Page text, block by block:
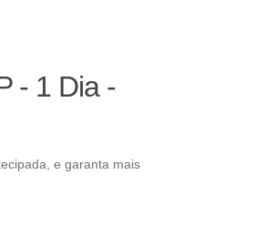
- 1 Dia -
e garanta mais